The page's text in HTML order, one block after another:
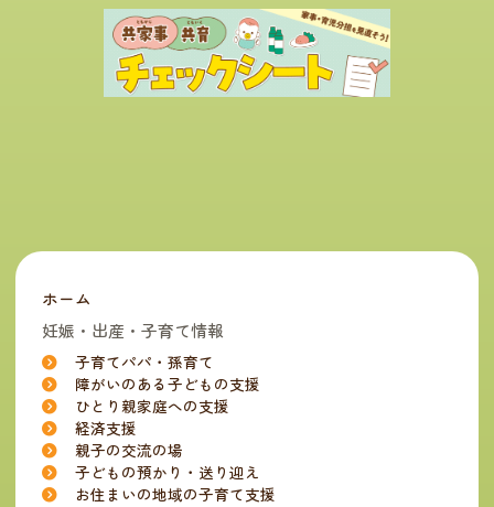
ホーム
妊娠・出産・子育て情報
子育てパパ・孫育て
障がいのある子どもの支援
ひとり親家庭への支援
経済支援
親子の交流の場
子どもの預かり・送り迎え
お住まいの地域の子育て支援